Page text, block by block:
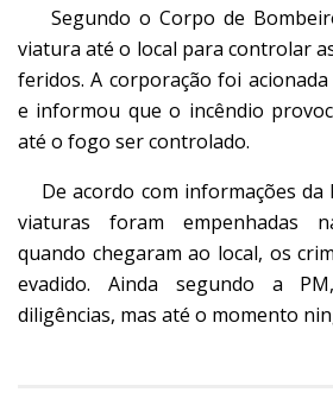
Segundo o Corpo de
viatura até o local para controlar
feridos. A corporação foi
e informou que o incêndio
até o fogo ser controlado.
De acordo com informações da
viaturas foram empenhadas
quando chegaram ao local, os
evadido. Ainda segundo a
diligências, mas até o momento